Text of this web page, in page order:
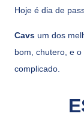
Hoje é dia de
Cavs um dos
bom, chutero, e
complicado.